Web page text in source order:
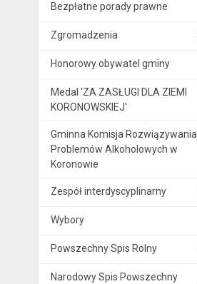
Bezpłatne porady prawne
Zgromadzenia
Honorowy obywatel gminy
Medal 'ZA ZASŁUGI DLA ZIEMI
KORONOWSKIEJ'
Gminna Komisja Rozwiązywania
Problemów Alkoholowych w
Koronowie
Zespół interdyscyplinarny
Wybory
Powszechny Spis Rolny
Narodowy Spis Powszechny